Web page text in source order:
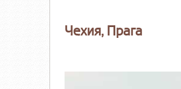
Чехия, Прага